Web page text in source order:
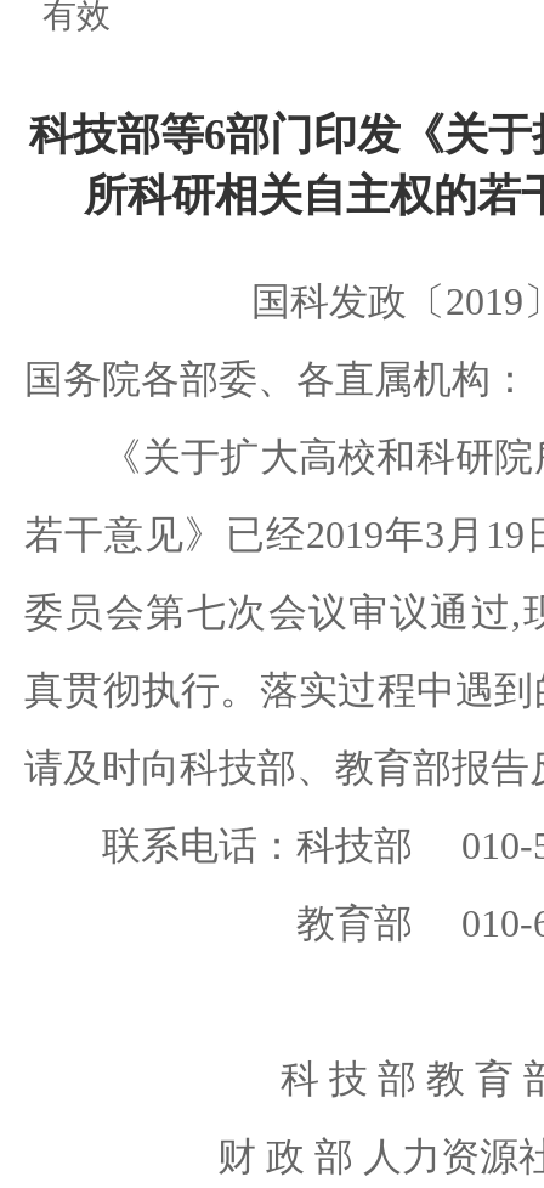
有效
科技部等6部门印发《关
所科研相关自主权的若
国科发政〔2019
国务院各部委、各直属机构：
《关于扩大高校和科研院
若干意见》已经2019年3月
委员会第七次会议审议通过,
真贯彻执行。落实过程中遇
请及时向科技部、教育部报告
联系电话：科技部 010-
教育部 010-
科 技 部 教 育
财 政 部 人力资源